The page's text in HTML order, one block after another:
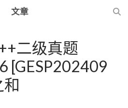
文章
二级真题
[GESP202409